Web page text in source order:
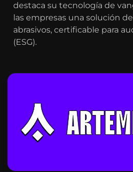
destaca su tecnología de
las empresas una solución
abrasivos, certificable para
(ESG).